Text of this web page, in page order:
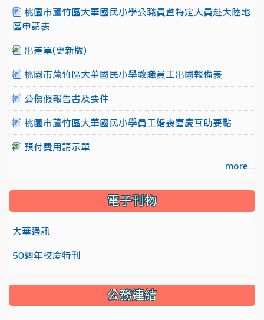
桃園市蘆竹區大華國民小學公職員暨特定人員赴大陸地
區申請表
出差單(更新版)
桃園市蘆竹區大華國民小學教職員工出國報備表
公傷假報告書及要件
桃園市蘆竹區大華國民小學員工婚喪喜慶互助要點
預付費用請示單
more...
電子刊物
大華通訊
50週年校慶特刊
公務連結